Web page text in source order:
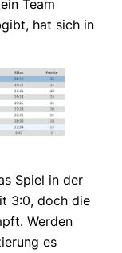
Team
hat sich in
Spiel in der
3:0, doch die
Werden
es